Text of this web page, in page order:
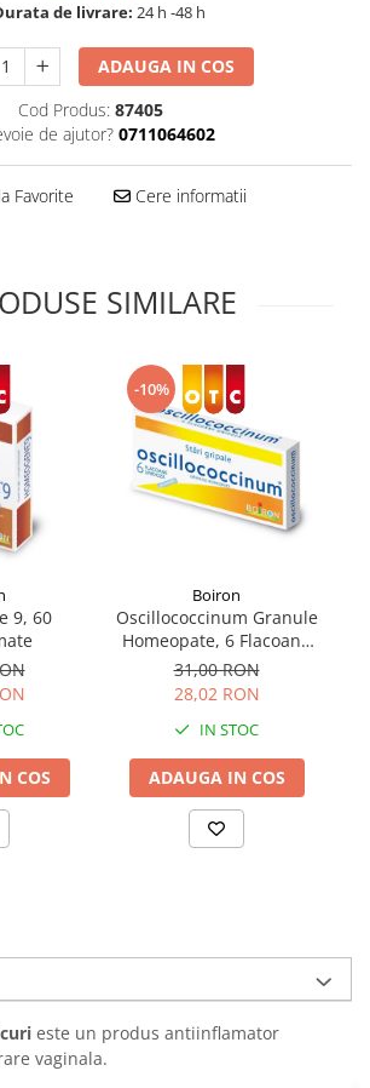
D3
de livrare: 24 h -48 h
ADAUGA IN COS
Cod Produs: 87405
de ajutor? 0711064602
Favorite Cere informatii
SIMILARE
9, 60
COS
-10%
Boiron
Oscillococcinum Granule
Homeopate, 6 Flacoane
Unidoza
31,00 RON
28,02 RON
IN STOC
ADAUGA IN COS
este un produs antiinflamator
vaginala.